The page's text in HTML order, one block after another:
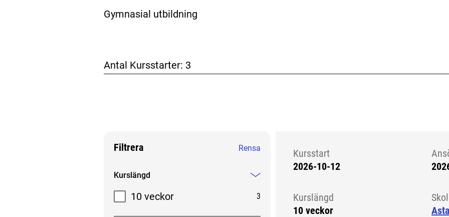
Gymnasial utbildning
Antal Kursstarter: 3
Filtrera Rensa
Filtrera sökresultat
Kurslängd
10 veckor
3
Kursstart
2026-10-12
Kurslängd
10 veckor